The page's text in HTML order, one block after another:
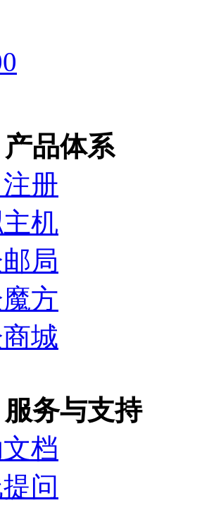
产品体系
册
机
局
方
城
服务与支持
档
问